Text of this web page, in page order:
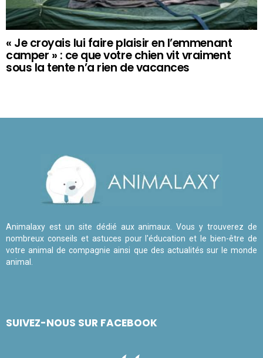
« Je croyais lui faire plaisir en l’emmenant
camper » : ce que votre chien vit vraiment
sous la tente n’a rien de vacances
Animalaxy est un site dédié aux animaux. Vous y trouverez de
nombreux conseils et astuces pour l'éducation et le bien-être de
votre animal de compagnie ainsi que des actualités sur le monde
animal.
SUIVEZ-NOUS SUR FACEBOOK